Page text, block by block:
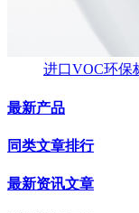
进口VOC环保
最新产品
同类文章排行
最新资讯文章